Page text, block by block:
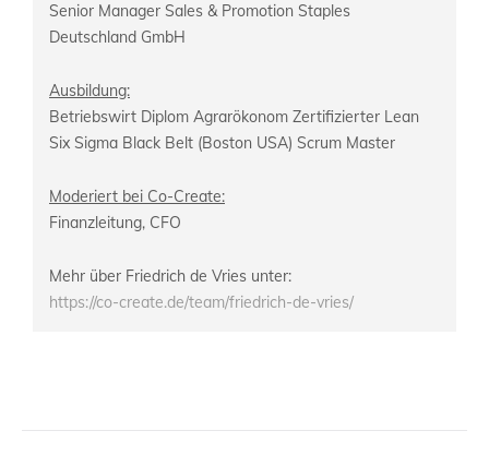
Senior Manager Sales & Promotion Staples
Deutschland GmbH
Ausbildung:
Betriebswirt Diplom Agrarökonom Zertifizierter Lean
Six Sigma Black Belt (Boston USA) Scrum Master
Moderiert bei Co-Create:
Finanzleitung, CFO
Mehr über Friedrich de Vries unter:
https://co-create.de/team/friedrich-de-vries/